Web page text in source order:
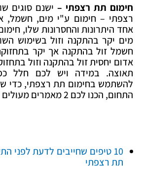
חימום תת רצפתי – ישנם סוגים
רצפתי – חימום ע"י מים, חשמל,
אחד היתרונות והחסרונות שלו,
מים יקר בהתקנה וזול בשימוש
חשמל זול בהתקנה אך יקר
אדום יחסית זול בהתקנה וזול
תאוצה. במידה ויש לכם חלל
להשתמש בחימום תת רצפתי, כדי
התחום, הכנו לכם 2 מאמרים מעולים בעניין:
10 טיפים שחייבים לדעת לפני
תת רצפתי